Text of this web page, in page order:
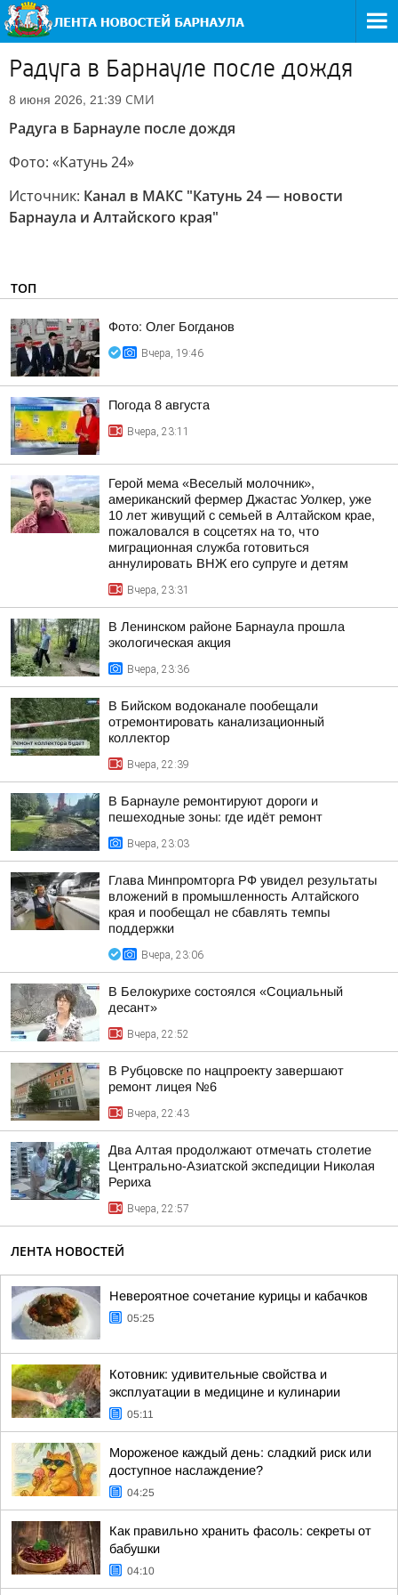
Радуга в Барнауле после дождя
8 июня 2026, 21:39 СМИ
Радуга в Барнауле после дождя
Фото: «Катунь 24»
Источник: Канал в МАКС "Катунь 24 — новости
Барнаула и Алтайского края"
ТОП
Фото: Олег Богданов
Вчера, 19:46
Погода 8 августа
Вчера, 23:11
Герой мема «Веселый молочник»,
американский фермер Джастас Уолкер, уже
10 лет живущий с семьей в Алтайском крае,
пожаловался в соцсетях на то, что
миграционная служба готовиться
аннулировать ВНЖ его супруге и детям
Вчера, 23:31
В Ленинском районе Барнаула прошла
экологическая акция
Вчера, 23:36
В Бийском водоканале пообещали
отремонтировать канализационный
коллектор
Вчера, 22:39
В Барнауле ремонтируют дороги и
пешеходные зоны: где идёт ремонт
Вчера, 23:03
Глава Минпромторга РФ увидел результаты
вложений в промышленность Алтайского
края и пообещал не сбавлять темпы
поддержки
Вчера, 23:06
В Белокурихе состоялся «Социальный
десант»
Вчера, 22:52
В Рубцовске по нацпроекту завершают
ремонт лицея №6
Вчера, 22:43
Два Алтая продолжают отмечать столетие
Центрально-Азиатской экспедиции Николая
Рериха
Вчера, 22:57
ЛЕНТА НОВОСТЕЙ
Невероятное сочетание курицы и кабачков
05:25
Котовник: удивительные свойства и
эксплуатации в медицине и кулинарии
05:11
Мороженое каждый день: сладкий риск или
доступное наслаждение?
04:25
Как правильно хранить фасоль: секреты от
бабушки
04:10